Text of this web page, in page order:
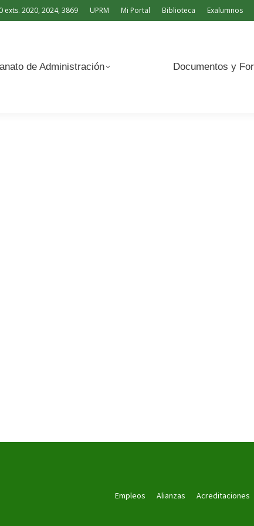
exts. 2020, 2024, 3869 UPRM Mi Portal Biblioteca Exalumnos
de Administración Documentos y
Empleos Alianzas Acreditaciones
Documentos y Formularios